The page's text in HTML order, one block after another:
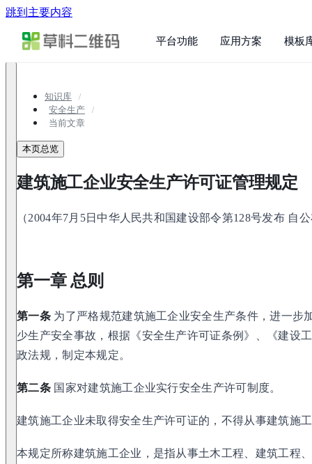
跳到主要内容
平台功能 应用方案 模板
知识库
安全生产
当前文章
本页总览
建筑施工企业安全生产许可证管理规定
（2004年7月5日中华人民共和国建设部令第128号发布 自
第一章 总则
第一条为了严格规范建筑施工企业安全生产条件，进一步
少生产安全事故，根据《安全生产许可证条例》、《建设
政法规，制定本规定。
第二条国家对建筑施工企业实行安全生产许可制度。
建筑施工企业未取得安全生产许可证的，不得从事建筑施
本规定所称建筑施工企业，是指从事土木工程、建筑工程